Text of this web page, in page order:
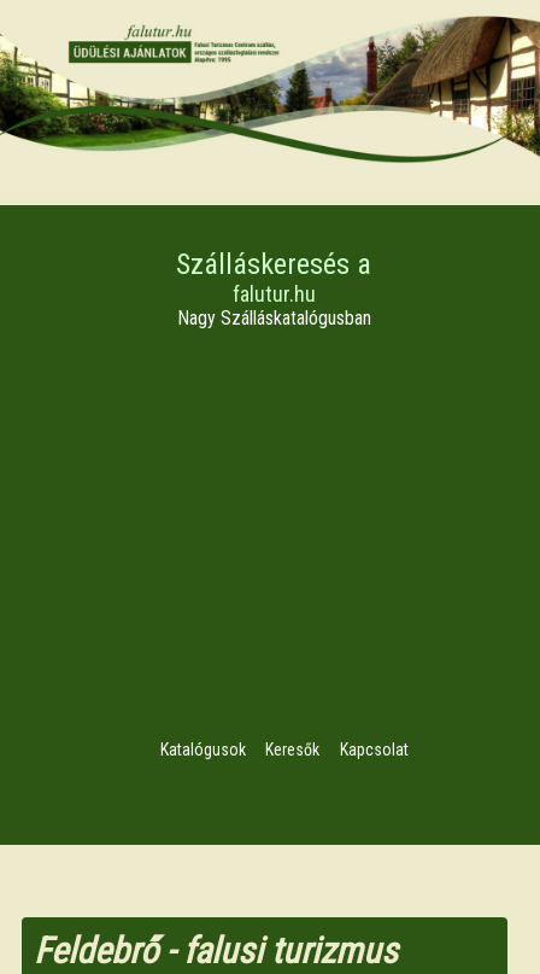
Szálláskeresés a
falutur.hu
Nagy Szálláskatalógusban
Katalógusok Keresők Kapcsolat
Feldebrő - falusi turizmus